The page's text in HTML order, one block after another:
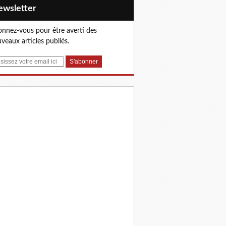
vous pour être averti des
articles publiés.